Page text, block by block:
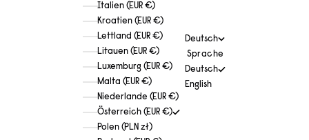
Italien (EUR €)
Kroatien (EUR €)
Lettland (EUR €)
Litauen (EUR €)
Luxemburg (EUR €)
Malta (EUR €)
Niederlande (EUR €)
Österreich (EUR €)
Polen (PLN zł)
Deutsch
Sprache
Deutsch
English